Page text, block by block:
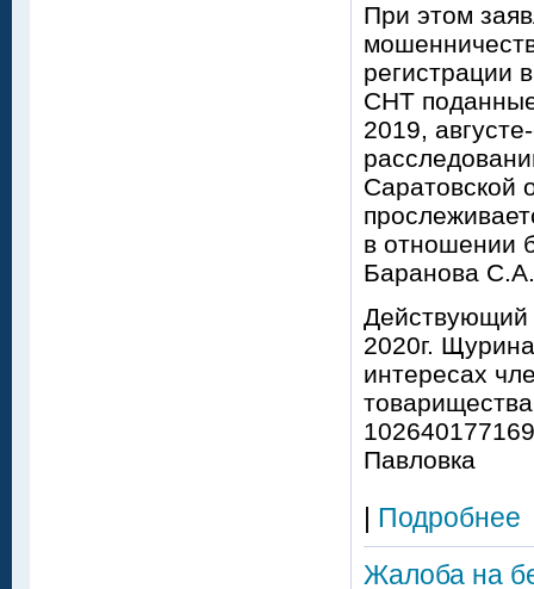
При этом
регистрации
СНТ
2019,
Саратовской
в отношении
Баранова С.А.
Действующий
2020г.
интересах
Павловка
| Подробнее
Жалоба на